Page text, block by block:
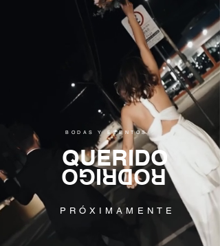
BODAS Y EVENTOS
QUERIDO
RODRIGO
PRÓXIMAMENTE